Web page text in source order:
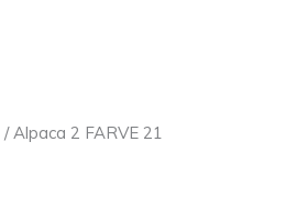
/ Alpaca 2 FARVE 21